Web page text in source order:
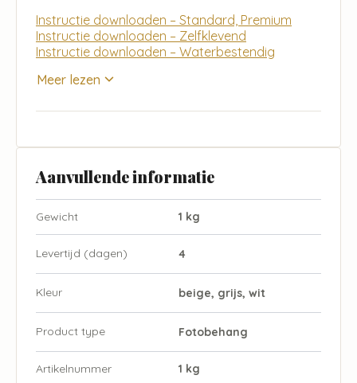
Instructie downloaden – Standard, Premium
Instructie downloaden – Zelfklevend
Instructie downloaden – Waterbestendig
Meer lezen
Aanvullende informatie
Gewicht 1 kg
Levertijd (dagen) 4
Kleur beige, grijs, wit
Product type Fotobehang
Artikelnummer 1 kg